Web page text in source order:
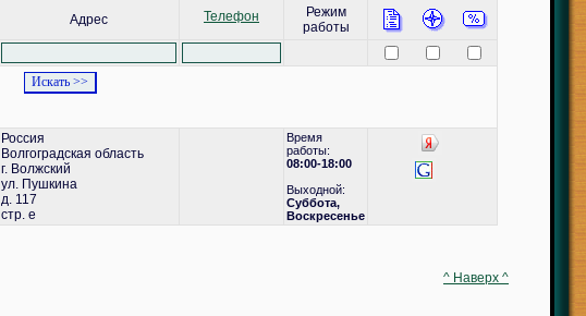
Адрес Телефон
Режим
работы
Россия
Волгоградская область
г. Волжский
ул. Пушкина
д. 117
стр. е
Время
работы:
08:00-18:00
Выходной:
Суббота,
Воскресенье
^ Наверх ^